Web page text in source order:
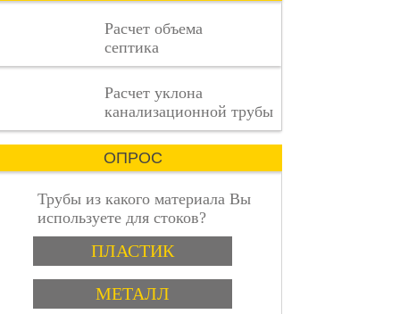
пошаговая инструкция
деталь
Расчет объема
септика
Расчет уклона
канализационной трубы
ОПРОС
Трубы из какого материала Вы
используете для стоков?
ВариантыПЛАСТИК
МЕТАЛЛ